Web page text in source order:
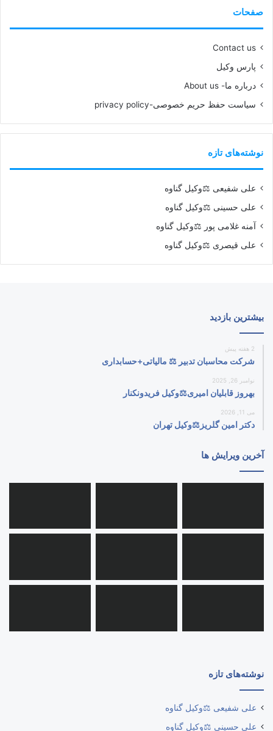
صفحات
Contact us
پارس وکیل
درباره ما- About us
سیاست حفظ حریم خصوصی-privacy policy
نوشته‌های تازه
علی شفیعی ⚖️وکیل گناوه
علی حسینی ⚖️وکیل گناوه
آمنه غلامی پور ⚖️وکیل گناوه
علی قیصری ⚖️وکیل گناوه
بیشترین بازدید
2 هفته پیش
شرکت محاسبان تدبیر ⚖️ مالیاتی+حسابداری
نوامبر 26, 2025
بهروز قابلیان امیری⚖️وکیل فریدونکنار
می 11, 2026
دکتر امین گلریز⚖️وکیل تهران
آخرین ویرایش ها
نوشته‌های تازه
علی شفیعی ⚖️وکیل گناوه
علی حسینی ⚖️وکیل گناوه